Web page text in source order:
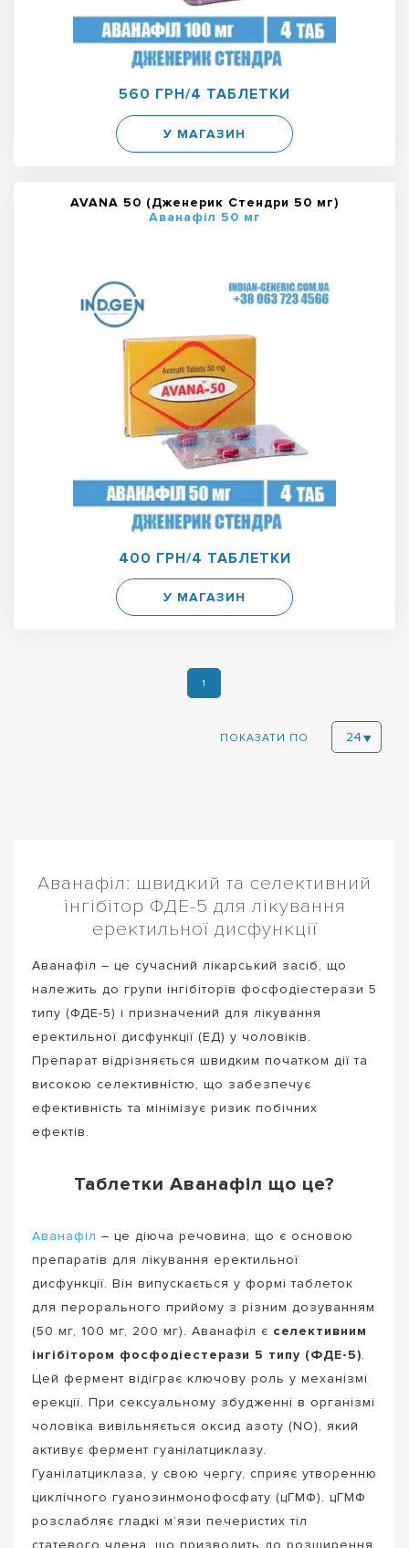
560 ГРН/4 ТАБЛЕТКИ
У МАГАЗИН
AVANA 50 (Дженерик Стендри 50 мг)
Аванафіл 50 мг
400 ГРН/4 ТАБЛЕТКИ
У МАГАЗИН
1
ПОКАЗАТИ ПО
Аванафіл: швидкий та селективний
інгібітор ФДЕ-5 для лікування
еректильної дисфункції
Аванафіл – це сучасний лікарський засіб, що
належить до групи інгібіторів фосфодіестерази 5
типу (ФДЕ-5) і призначений для лікування
еректильної дисфункції (ЕД) у чоловіків.
Препарат відрізняється швидким початком дії та
високою селективністю, що забезпечує
ефективність та мінімізує ризик побічних
ефектів.
Таблетки Аванафіл що це?
Аванафіл – це діюча речовина, що є основою
препаратів для лікування еректильної
дисфункції. Він випускається у формі таблеток
для перорального прийому з різним дозуванням
(50 мг, 100 мг, 200 мг). Аванафіл є селективним
інгібітором фосфодіестерази 5 типу (ФДЕ-5).
Цей фермент відіграє ключову роль у механізмі
ерекції. При сексуальному збудженні в організмі
чоловіка вивільняється оксид азоту (NO), який
активує фермент гуанілатциклазу.
Гуанілатциклаза, у свою чергу, сприяє утворенню
циклічного гуанозинмонофосфату (цГМФ). цГМФ
розслабляє гладкі м’язи печеристих тіл
статевого члена, що призводить до розширення